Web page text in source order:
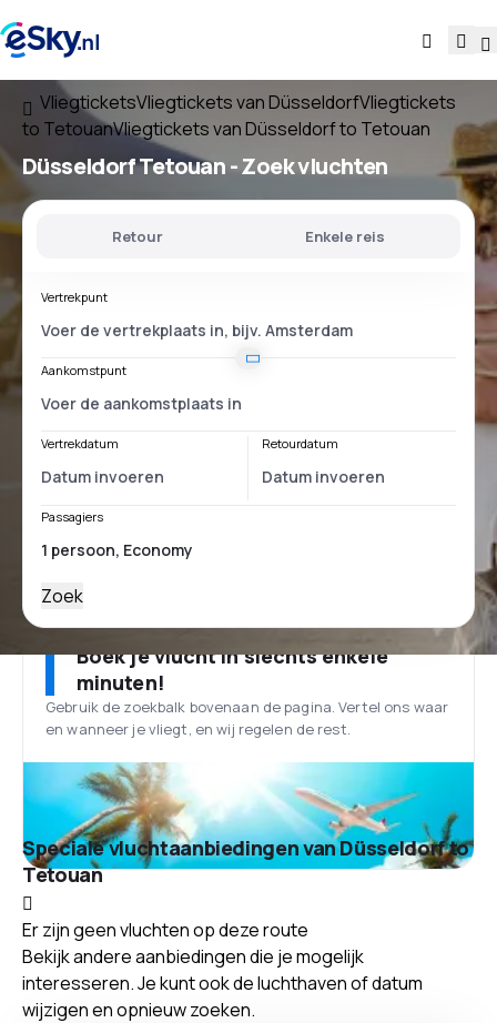
VliegticketsVliegtickets van DüsseldorfVliegtickets
to TetouanVliegtickets van Düsseldorf to Tetouan
Düsseldorf Tetouan- Zoek vluchten
Retour Enkele reis
Vertrekpunt
Aankomstpunt
Vertrekdatum Retourdatum
Passagiers
Zoek
Boek je vlucht in slechts enkele
minuten!
Gebruik de zoekbalk bovenaan de pagina. Vertel ons waar
en wanneer je vliegt, en wij regelen de rest.
Speciale vluchtaanbiedingen van Düsseldorf to
Tetouan
Er zijn geen vluchten op deze route
Bekijk andere aanbiedingen die je mogelijk
interesseren. Je kunt ook de luchthaven of datum
wijzigen en opnieuw zoeken.